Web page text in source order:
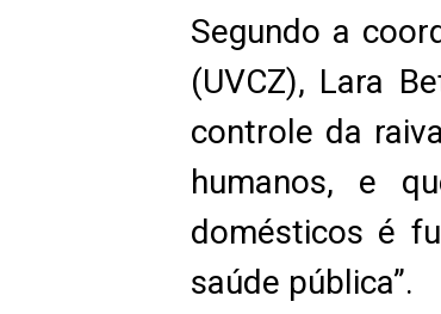
Segundo a
(UVCZ), Lara
controle da
humanos, e
domésticos é
saúde pública”.